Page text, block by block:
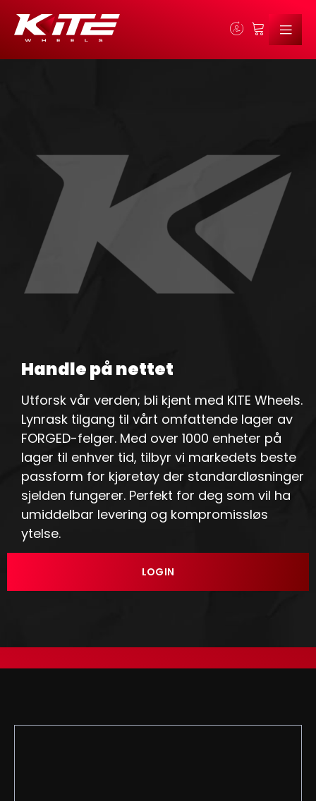
Handle på nettet
Utforsk vår verden; bli kjent med KITE Wheels.
Lynrask tilgang til vårt omfattende lager av
FORGED-felger. Med over 1000 enheter på
lager til enhver tid, tilbyr vi markedets beste
passform for kjøretøy der standardløsninger
sjelden fungerer. Perfekt for deg som vil ha
umiddelbar levering og kompromissløs
ytelse.
LOGIN